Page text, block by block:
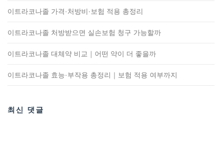
이트라코나졸 가격·처방비·보험 적용 총정리
이트라코나졸 처방받으면 실손보험 청구 가능할까
이트라코나졸 대체약 비교｜어떤 약이 더 좋을까
이트라코나졸 효능·부작용 총정리｜보험 적용 여부까지
최신 댓글